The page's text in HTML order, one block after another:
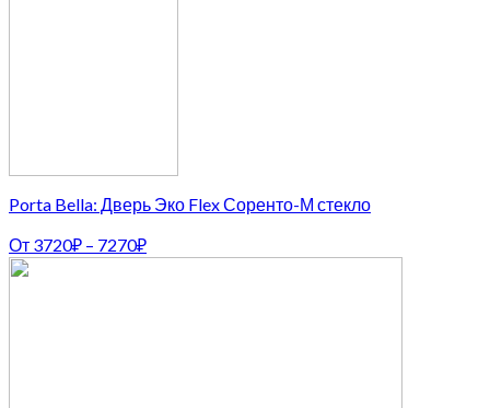
Porta Bella: Дверь Эко Flex Соренто-М стекло
От 3720₽ – 7270₽